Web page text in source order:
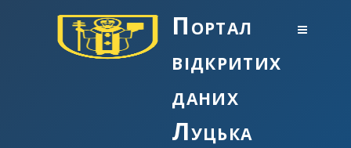
Портал
відкритих
даних
Луцька